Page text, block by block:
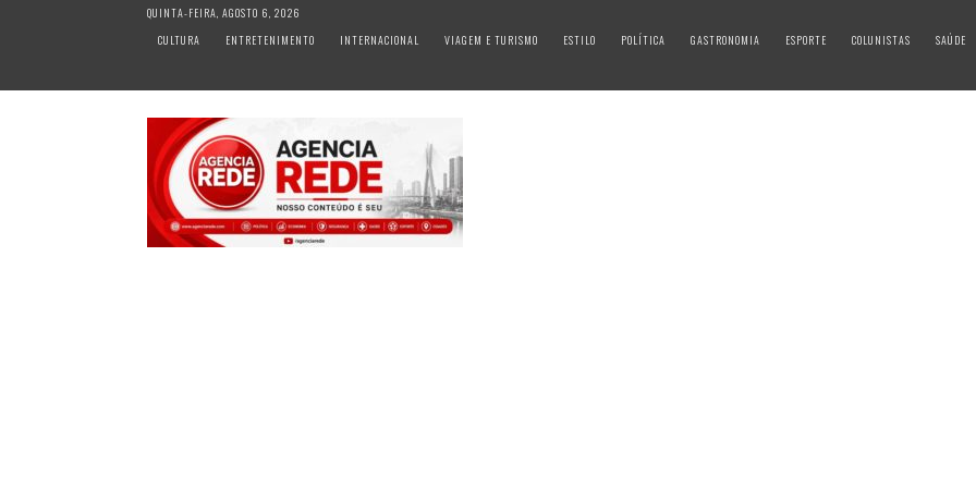
QUINTA-FEIRA, AGOSTO 6, 2026
CULTURA
ENTRETENIMENTO INTERNACIONAL VIAGEM E TURISMO ESTILO POLÍTICA GASTRONOMIA ESPORTE COLUNISTAS SAÚDE